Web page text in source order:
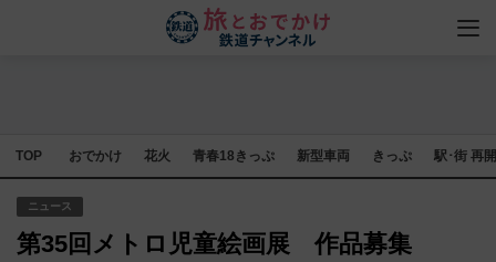
TOP おでかけ 花火 青春18きっぷ 新型車両 きっぷ 駅･街 再
ニュース
第35回メトロ児童絵画展 作品募集